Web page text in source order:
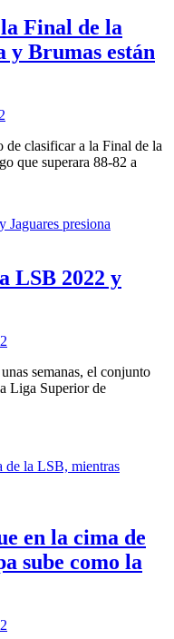
Final de la
y Brumas están
de clasificar a la Final de la
que superara 88-82 a
LSB 2022 y
semanas, el conjunto
Liga Superior de
en la cima de
sube como la